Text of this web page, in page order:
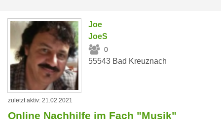
Joe
JoeS
0
55543 Bad Kreuznach
zuletzt aktiv: 21.02.2021
Online Nachhilfe im Fach "Musik"